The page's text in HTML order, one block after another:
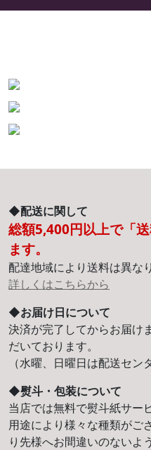
◆配送に関して
総額5,400円以上で「
ます。
配達地域により送料は異な
詳しくはこちらから
◆お届け日について
決済が完了してからお届け
だいております。
（水曜、日曜日は配送セン
◆熨斗・包装について
当店では無料で熨斗紙サー
用途により様々な種類がご
り先様へお間違いのないよ